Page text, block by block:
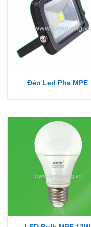
Đèn Led Pha MPE